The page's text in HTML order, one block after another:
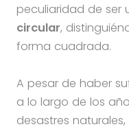
peculiaridad de ser
circular,
forma cuadrada.
A pesar de haber
a lo largo de los
desastres